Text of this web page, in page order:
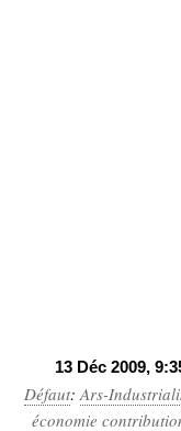
13 Déc 2009,
Défaut:Ars-
économie